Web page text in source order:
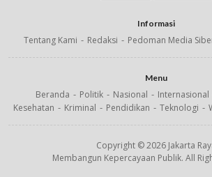
Informasi
Tentang Kami Redaksi Pedoman Media
Menu
Beranda Politik Nasional Internasional
Kesehatan
Kriminal Pendidikan Teknologi
Copyright © 2026 Jakarta
Membangun Kepercayaan Publik. All